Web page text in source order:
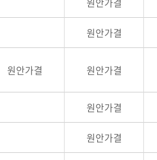
원안가결
원안가결 원안가결
원안가결
원안가결